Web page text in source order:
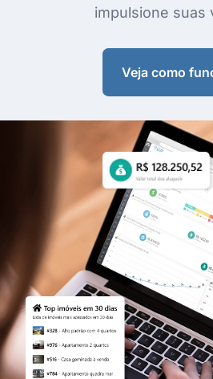
impulsione suas
Veja como